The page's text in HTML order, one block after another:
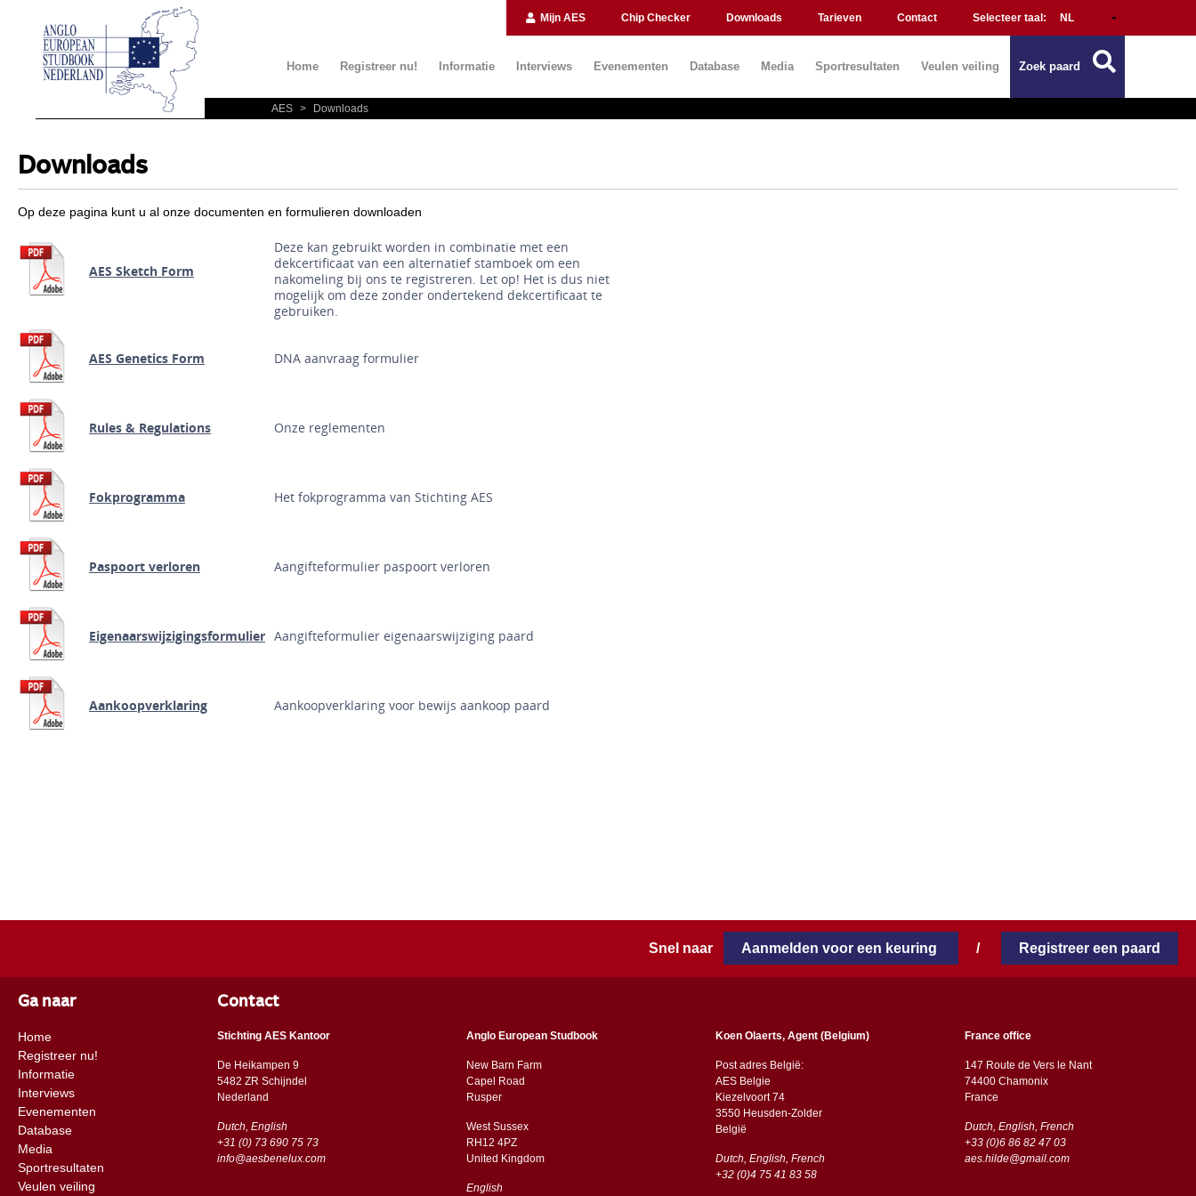
Mijn AES Chip Checker Downloads Tarieven Contact Selecteer taal:
Home Registreer nu! Informatie Interviews Evenementen Database Media Sportresultaten Veulen veiling Zoek paard
AES > Downloads
Downloads
Op deze pagina kunt u al onze documenten en formulieren downloaden
AES Sketch Form
Deze kan gebruikt worden in combinatie met een
dekcertificaat van een alternatief stamboek om een
nakomeling bij ons te registreren. Let op! Het is dus niet
mogelijk om deze zonder ondertekend dekcertificaat te
gebruiken.
AES Genetics Form DNA aanvraag formulier
Rules & Regulations Onze reglementen
Fokprogramma Het fokprogramma van Stichting AES
Paspoort verloren Aangifteformulier paspoort verloren
Eigenaarswijzigingsformulier Aangifteformulier eigenaarswijziging paard
Aankoopverklaring Aankoopverklaring voor bewijs aankoop paard
Snel naar Aanmelden voor een keuring / Registreer een paard
Ga naar
Home
Registreer nu!
Informatie
Interviews
Evenementen
Database
Media
Sportresultaten
Veulen veiling
Contact
Stichting AES Kantoor
De Heikampen 9
5482 ZR Schijndel
​​Nederland
Dutch, English
+31 (0) 73 690 75 73
info@aesbenelux.com
Anglo European Studbook
New Barn Farm
Capel Road
​​Rusper
West Sussex
RH12 4PZ
​​United Kingdom
English
Koen Olaerts, Agent (Belgium)
Post adres België:
AES Belgie
Kiezelvoort 74
3550 Heusden-Zolder
België
Dutch, English, French
+32 (0)4 75 41 83 58
France office
147 Route de Vers le Nant
74400 Chamonix
France
Dutch, English, French
+33 (0)6 86 82 47 03
aes.hilde@gmail.com